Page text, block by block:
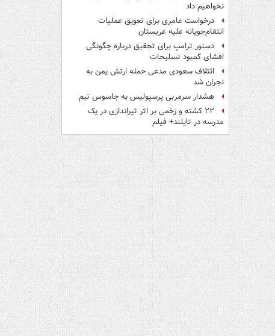
نخواهیم داد
درخواست عامری برای تعویق عملیات
انتقام‌جویانه علیه عربستان
دستور ترامپ برای تحقیق درباره چگونگی
افشای کمبود تسلیحات
ائتلاف سعودی مدعی حمله ارتش یمن به
نجران شد
هشدار سرمربی پرسپولیس به جاسوس تیم
۲۲ کشته و زخمی بر اثر تیراندازی در یک
مدرسه در تایلند+ فیلم